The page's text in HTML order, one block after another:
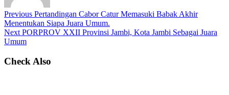
Previous Pertandingan Cabor Catur Memasuki Babak Akhir
Menentukan Siapa Juara Umum.
Next PORPROV XXII Provinsi Jambi, Kota Jambi Sebagai Juara
Umum
Check Also